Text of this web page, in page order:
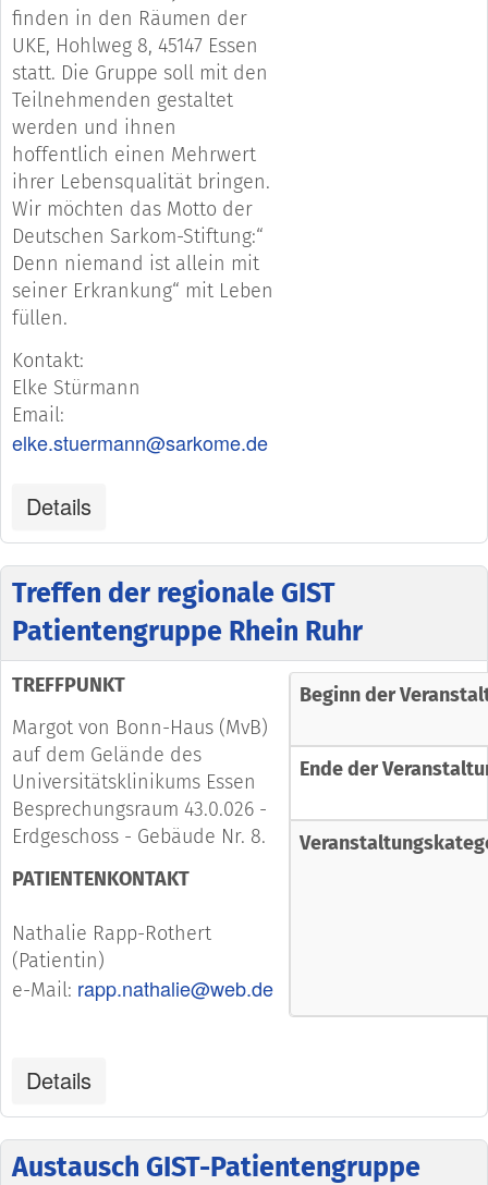
finden in den Räumen der
UKE, Hohlweg 8, 45147 Essen
statt. Die Gruppe soll mit den
Teilnehmenden gestaltet
werden und ihnen
hoffentlich einen Mehrwert
ihrer Lebensqualität bringen.
Wir möchten das Motto der
Deutschen Sarkom-Stiftung:“
Denn niemand ist allein mit
seiner Erkrankung“ mit Leben
füllen.
Kontakt:
Elke Stürmann
Email:
elke.stuermann@sarkome.de
Details
Treffen der regionale GIST
Patientengruppe Rhein Ruhr
TREFFPUNKT
Margot von Bonn-Haus (MvB)
auf dem Gelände des
Universitätsklinikums Essen
Besprechungsraum 43.0.026 -
Erdgeschoss - Gebäude Nr. 8.
PATIENTENKONTAKT
Nathalie Rapp-Rothert
(Patientin)
e-Mail: rapp.nathalie@web.de
Beginn der
Ende der
Details
Austausch GIST-Patientengruppe